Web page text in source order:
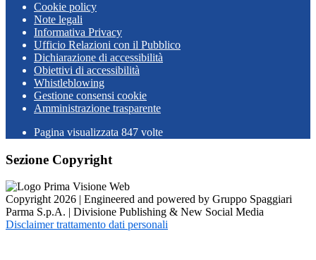
Cookie policy
Note legali
Informativa Privacy
Ufficio Relazioni con il Pubblico
Dichiarazione di accessibilità
Obiettivi di accessibilità
Whistleblowing
Gestione consensi cookie
Amministrazione trasparente
Pagina visualizzata 847 volte
Sezione Copyright
Copyright 2026 | Engineered and powered by Gruppo Spaggiari
Parma S.p.A. | Divisione Publishing & New Social Media
Disclaimer trattamento dati personali